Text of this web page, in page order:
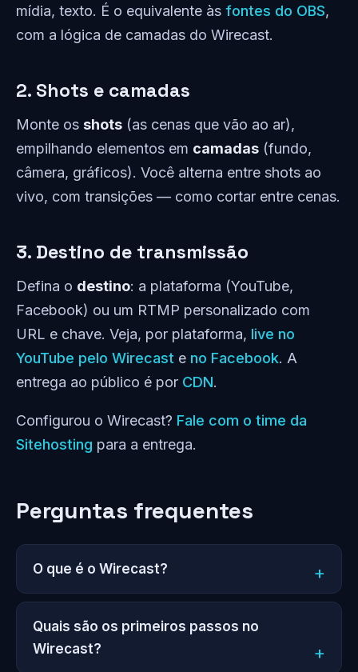
mídia, texto. É o equivalente às fontes do OBS,
com a lógica de camadas do Wirecast.
2. Shots e camadas
Monte os shots (as cenas que vão ao ar),
empilhando elementos em camadas (fundo,
câmera, gráficos). Você alterna entre shots ao
vivo, com transições — como cortar entre cenas.
3. Destino de transmissão
Defina o destino: a plataforma (YouTube,
Facebook) ou um RTMP personalizado com
URL e chave. Veja, por plataforma, live no
YouTube pelo Wirecast e no Facebook. A
entrega ao público é por CDN.
Configurou o Wirecast? Fale com o time da
Sitehosting para a entrega.
Perguntas frequentes
O que é o Wirecast?
Quais são os primeiros passos no
Wirecast?